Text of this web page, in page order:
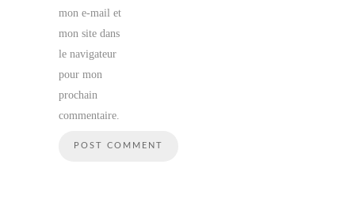
mon e-mail et
mon site dans
le navigateur
pour mon
prochain
commentaire.